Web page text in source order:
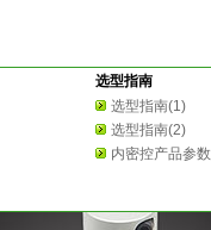
选型指南
选型指南(1)
选型指南(2)
内密控产品参数